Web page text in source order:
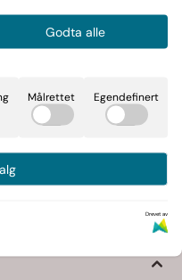
og spiller.
+
Godta alle
Målrettet Egendefinert
Drevet av